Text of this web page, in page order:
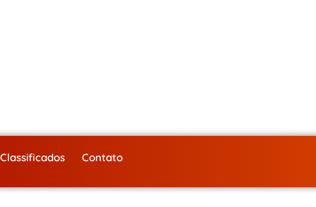
Classificados Contato